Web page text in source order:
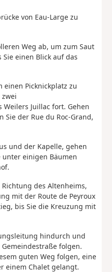
von Eau-Large zu
Weg ab, um zum Saut
einen Blick auf das
Picknickplatz zu
Juillac fort. Gehen
der Rue du Roc-Grand,
und der Kapelle, gehen
einigen Bäumen
des Altenheims,
mit der Route de Peyroux
bis Sie die Kreuzung mit
hindurch und
folgen.
guten Weg folgen, eine
einem Chalet gelangt.